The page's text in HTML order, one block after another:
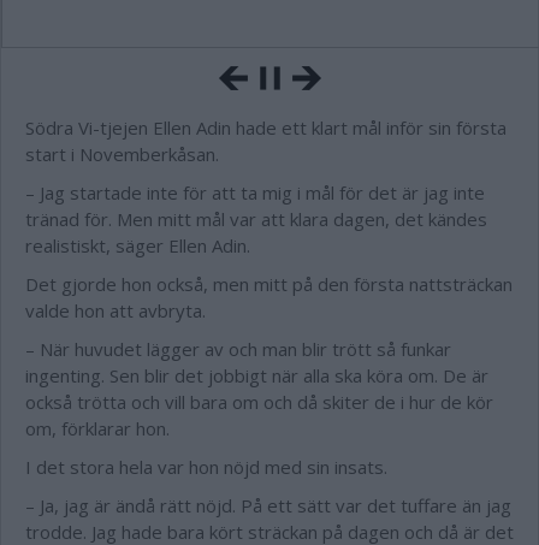
Södra Vi-tjejen Ellen Adin hade ett klart mål inför sin första
start i Novemberkåsan.
– Jag startade inte för att ta mig i mål för det är jag inte
tränad för. Men mitt mål var att klara dagen, det kändes
realistiskt, säger Ellen Adin.
Det gjorde hon också, men mitt på den första nattsträckan
valde hon att avbryta.
– När huvudet lägger av och man blir trött så funkar
ingenting. Sen blir det jobbigt när alla ska köra om. De är
också trötta och vill bara om och då skiter de i hur de kör
om, förklarar hon.
I det stora hela var hon nöjd med sin insats.
– Ja, jag är ändå rätt nöjd. På ett sätt var det tuffare än jag
trodde. Jag hade bara kört sträckan på dagen och då är det